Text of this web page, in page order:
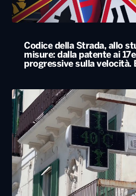
Codice della Strada, allo
misure: dalla patente ai
progressive sulla velocità.